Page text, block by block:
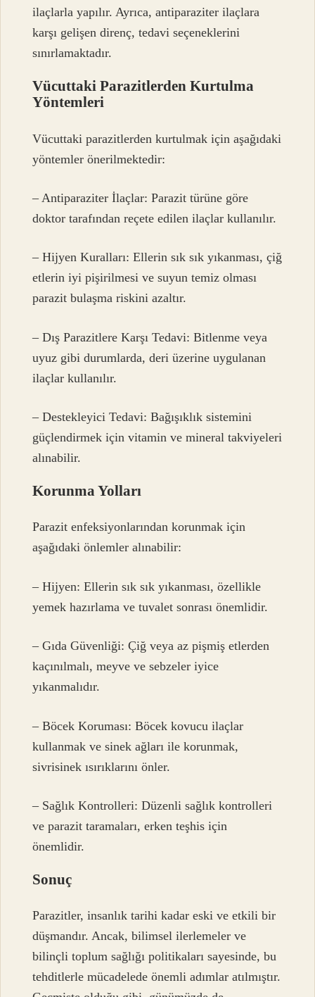
ilaçlarla yapılır. Ayrıca, antiparaziter ilaçlara
karşı gelişen direnç, tedavi seçeneklerini
sınırlamaktadır.
Vücuttaki Parazitlerden Kurtulma
Yöntemleri
Vücuttaki parazitlerden kurtulmak için aşağıdaki
yöntemler önerilmektedir:
– Antiparaziter İlaçlar: Parazit türüne göre
doktor tarafından reçete edilen ilaçlar kullanılır.
– Hijyen Kuralları: Ellerin sık sık yıkanması, çiğ
etlerin iyi pişirilmesi ve suyun temiz olması
parazit bulaşma riskini azaltır.
– Dış Parazitlere Karşı Tedavi: Bitlenme veya
uyuz gibi durumlarda, deri üzerine uygulanan
ilaçlar kullanılır.
– Destekleyici Tedavi: Bağışıklık sistemini
güçlendirmek için vitamin ve mineral takviyeleri
alınabilir.
Korunma Yolları
Parazit enfeksiyonlarından korunmak için
aşağıdaki önlemler alınabilir:
– Hijyen: Ellerin sık sık yıkanması, özellikle
yemek hazırlama ve tuvalet sonrası önemlidir.
– Gıda Güvenliği: Çiğ veya az pişmiş etlerden
kaçınılmalı, meyve ve sebzeler iyice
yıkanmalıdır.
– Böcek Koruması: Böcek kovucu ilaçlar
kullanmak ve sinek ağları ile korunmak,
sivrisinek ısırıklarını önler.
– Sağlık Kontrolleri: Düzenli sağlık kontrolleri
ve parazit taramaları, erken teşhis için
önemlidir.
Sonuç
Parazitler, insanlık tarihi kadar eski ve etkili bir
düşmandır. Ancak, bilimsel ilerlemeler ve
bilinçli toplum sağlığı politikaları sayesinde, bu
tehditlerle mücadelede önemli adımlar atılmıştır.